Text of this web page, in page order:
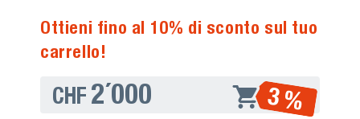
Ottieni fino al 10% di sconto sul tuo
carrello!
CHF 2´000 3 %